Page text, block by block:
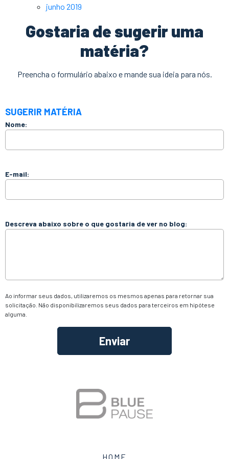
junho 2019
Gostaria de sugerir uma
matéria?
Preencha o formulário abaixo e mande sua ideia para nós.
SUGERIR MATÉRIA
Nome:
E-mail:
Descreva abaixo sobre o que gostaria de ver no blog:
Ao informar seus dados, utilizaremos os mesmos apenas para retornar sua
solicitação. Não disponibilizaremos seus dados para terceiros em hipótese
alguma.
HOME